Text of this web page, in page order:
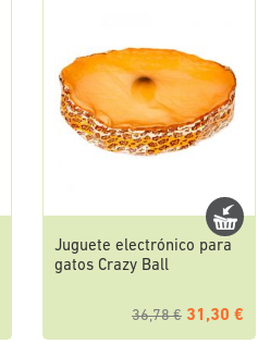
Juguete electrónico para
gatos Crazy Ball
36,78 € 31,30 €